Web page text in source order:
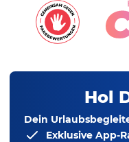
Hol
Dein
Exklusive App-